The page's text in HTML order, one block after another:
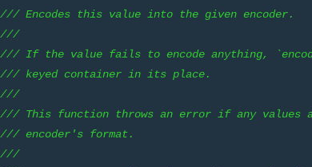
/// Encodes this value into the given encoder.
///
/// If the value fails to encode anything,
/// keyed container in its place.
///
/// This function throws an error if any values
/// encoder's format.
///